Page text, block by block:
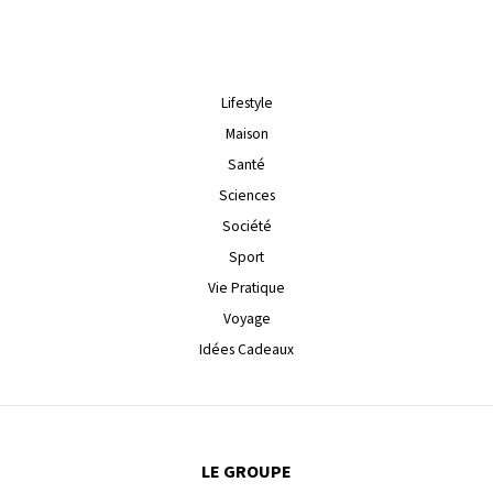
Lifestyle
Maison
Santé
Sciences
Société
Sport
Vie Pratique
Voyage
Idées Cadeaux
LE GROUPE